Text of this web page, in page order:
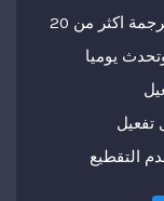
✅ يضم أضخم مكتبة افلام و مسلسلات مترجمة اكثر من 20
تفعيل
التقطيع